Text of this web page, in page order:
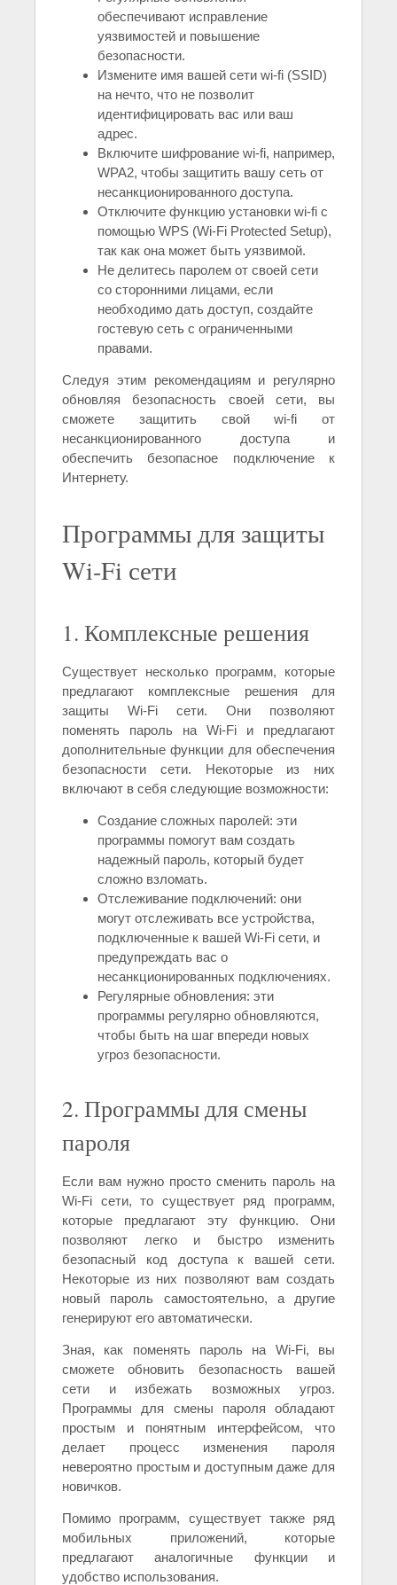
обеспечивают исправление
уязвимостей и повышение
безопасности.
Измените имя вашей сети wi-fi (SSID)
на нечто, что не позволит
идентифицировать вас или ваш
адрес.
Включите шифрование wi-fi, например,
WPA2, чтобы защитить вашу сеть от
несанкционированного доступа.
Отключите функцию установки wi-fi с
помощью WPS (Wi-Fi Protected Setup),
так как она может быть уязвимой.
Не делитесь паролем от своей сети
со сторонними лицами, если
необходимо дать доступ, создайте
гостевую сеть с ограниченными
правами.
Следуя этим рекомендациям и регулярно
обновляя безопасность своей сети, вы
сможете защитить свой wi-fi от
несанкционированного доступа и
обеспечить безопасное подключение к
Интернету.
Программы для защиты
Wi-Fi сети
1. Комплексные решения
Существует несколько программ, которые
предлагают комплексные решения для
защиты Wi-Fi сети. Они позволяют
поменять пароль на Wi-Fi и предлагают
дополнительные функции для обеспечения
безопасности сети. Некоторые из них
включают в себя следующие возможности:
Создание сложных паролей: эти
программы помогут вам создать
надежный пароль, который будет
сложно взломать.
Отслеживание подключений: они
могут отслеживать все устройства,
подключенные к вашей Wi-Fi сети, и
предупреждать вас о
несанкционированных подключениях.
Регулярные обновления: эти
программы регулярно обновляются,
чтобы быть на шаг впереди новых
угроз безопасности.
2. Программы для смены
пароля
Если вам нужно просто сменить пароль на
Wi-Fi сети, то существует ряд программ,
которые предлагают эту функцию. Они
позволяют легко и быстро изменить
безопасный код доступа к вашей сети.
Некоторые из них позволяют вам создать
новый пароль самостоятельно, а другие
генерируют его автоматически.
Зная, как поменять пароль на Wi-Fi, вы
сможете обновить безопасность вашей
сети и избежать возможных угроз.
Программы для смены пароля обладают
простым и понятным интерфейсом, что
делает процесс изменения пароля
невероятно простым и доступным даже для
новичков.
Помимо программ, существует также ряд
мобильных приложений, которые
предлагают аналогичные функции и
удобство использования.